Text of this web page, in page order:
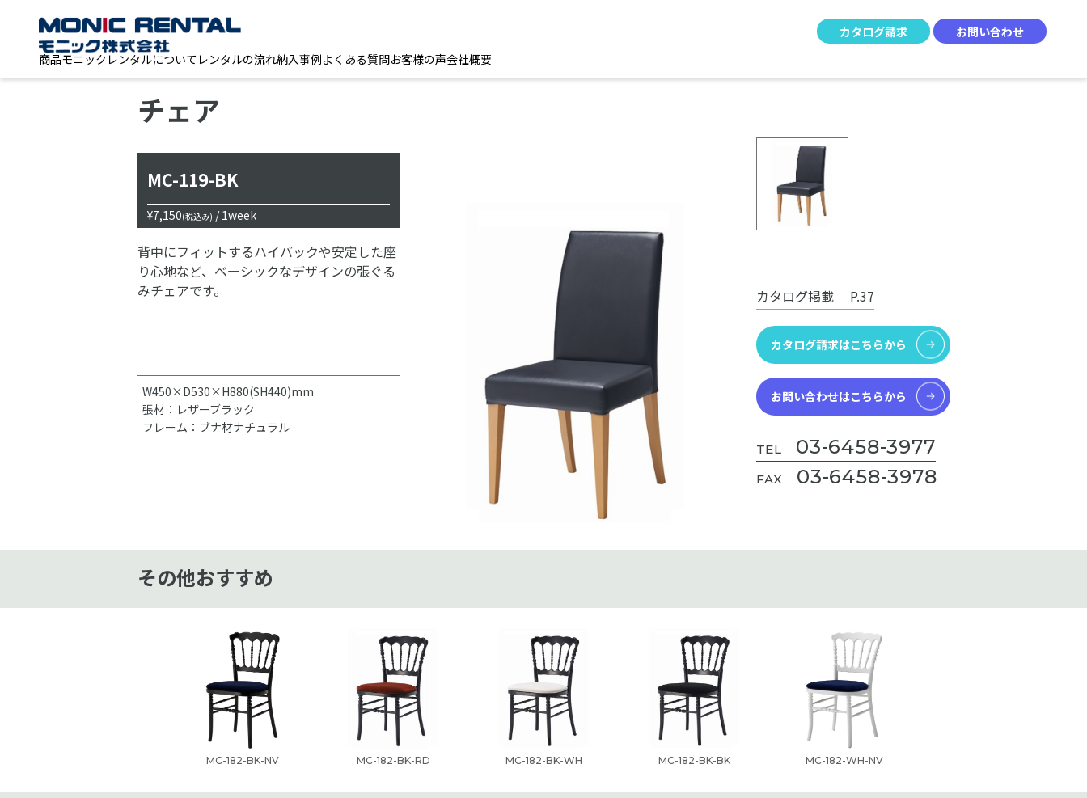
カタログ請求
お問い合わせ
商品モニックレンタルについて レンタルの流れ納入事例よくある質問お客様の声会社概要
チェア
MC-119-BK
¥7,150(税込み) / 1week
背中にフィットするハイバックや安定した座
り心地など、ベーシックなデザインの張ぐる
みチェアです。
W450×D530×H880(SH440)mm
張材：レザーブラック
フレーム：ブナ材ナチュラル
カタログ掲載 P.37
カタログ請求はこちらから
お問い合わせはこちらから
TEL 03-6458-3977
FAX 03-6458-3978
その他おすすめ
MC-182-BK-NV MC-182-BK-RD MC-182-BK-WH MC-182-BK-BK MC-182-WH-NV